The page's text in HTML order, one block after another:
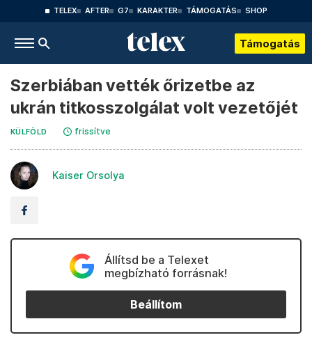
TELEX AFTER G7 KARAKTER TÁMOGATÁS SHOP
Támogatás
Szerbiában vették őrizetbe az
ukrán titkosszolgálat volt vezetőjét
KÜLFÖLD frissítve
Kaiser Orsolya
Állítsd be a Telexet
megbízható forrásnak!
Beállítom